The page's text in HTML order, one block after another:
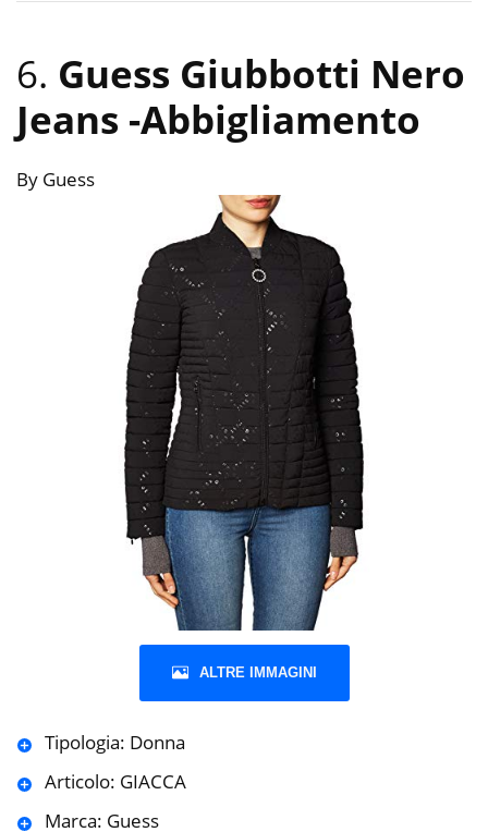
6. Guess Giubbotti Nero
Jeans -Abbigliamento
By Guess
ALTRE IMMAGINI
Tipologia: Donna
Articolo: GIACCA
Marca: Guess